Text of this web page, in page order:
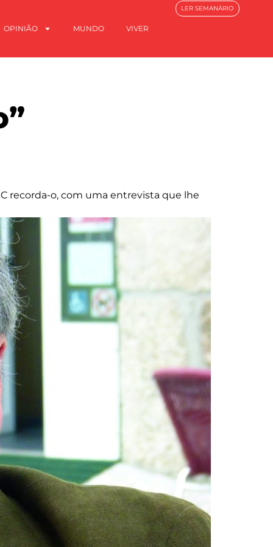
OPINIÃO MUNDO VIVER
LER SEMANÁRIO
recorda-o, com uma entrevista que lhe